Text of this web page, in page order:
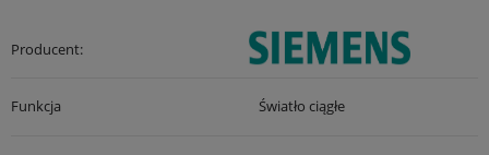
Producent:
Funkcja Światło ciągłe